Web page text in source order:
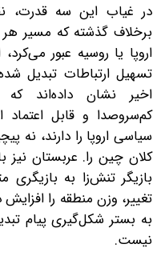
در غیاب این سه قدرت،
برخلاف گذشته که مسیر هر
اروپا یا روسیه عبور
تسهیل ارتباطات تبدیل
اخیر نشان داده‌اند که
کم‌سروصدا و قابل‌ اعتماد
سیاسی اروپا را دارند، نه
کلان چین را. عربستان نیز
بازیگر تنش‌زا به
تغییر، وزن منطقه را
به بستر شکل‌گیری پیام
نیست.